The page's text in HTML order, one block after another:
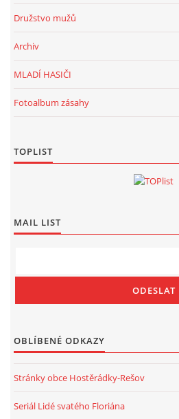
Družstvo mužů
Archiv
MLADÍ HASIČI
Fotoalbum zásahy
TOPLIST
MAIL LIST
OBLÍBENÉ ODKAZY
Stránky obce Hostěrádky-Rešov
Seriál Lidé svatého Floriána